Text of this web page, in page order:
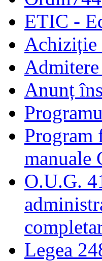
ETIC -
Achiziție
Anunț
Program
manuale
O.U.G.
Legea